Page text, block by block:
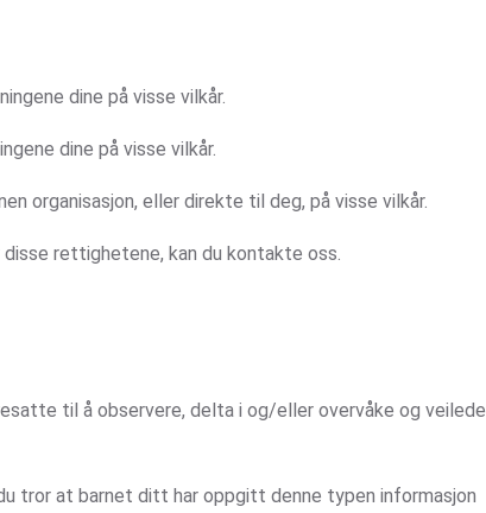
dine på visse vilkår.
dine på visse vilkår.
organisasjon, eller direkte til deg, på visse vilkår.
disse rettighetene, kan du kontakte oss.
til å observere, delta i og/eller overvåke og veilede
tror at barnet ditt har oppgitt denne typen informasjon